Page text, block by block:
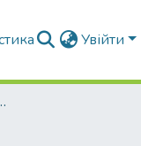
Увійти
конференцій